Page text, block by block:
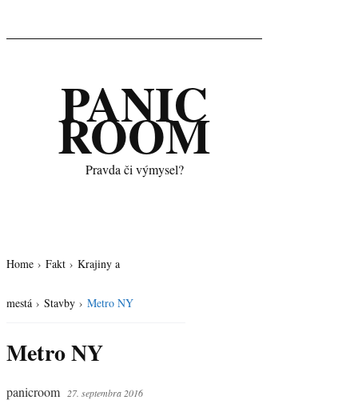
PANIC
ROOM
Pravda či výmysel?
Home › Fakt › Krajiny a
mestá › Stavby › Metro NY
Metro NY
panicroom 27. septembra 2016